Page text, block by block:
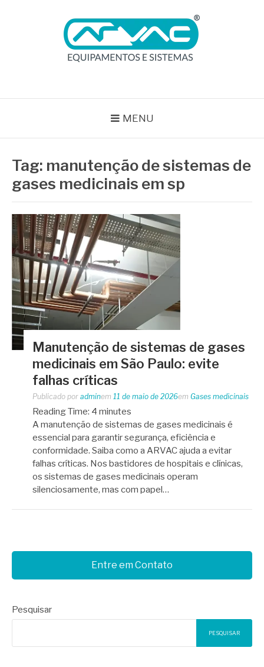
MENU
Tag: manutenção de sistemas de
gases medicinais em sp
Manutenção de sistemas de gases
medicinais em São Paulo: evite
falhas críticas
Publicado por adminem 11 de maio de 2026em Gases medicinais
Reading Time: 4 minutes
A manutenção de sistemas de gases medicinais é
essencial para garantir segurança, eficiência e
conformidade. Saiba como a ARVAC ajuda a evitar
falhas críticas. Nos bastidores de hospitais e clínicas,
os sistemas de gases medicinais operam
silenciosamente, mas com papel…
Entre em Contato
Pesquisar
PESQUISAR